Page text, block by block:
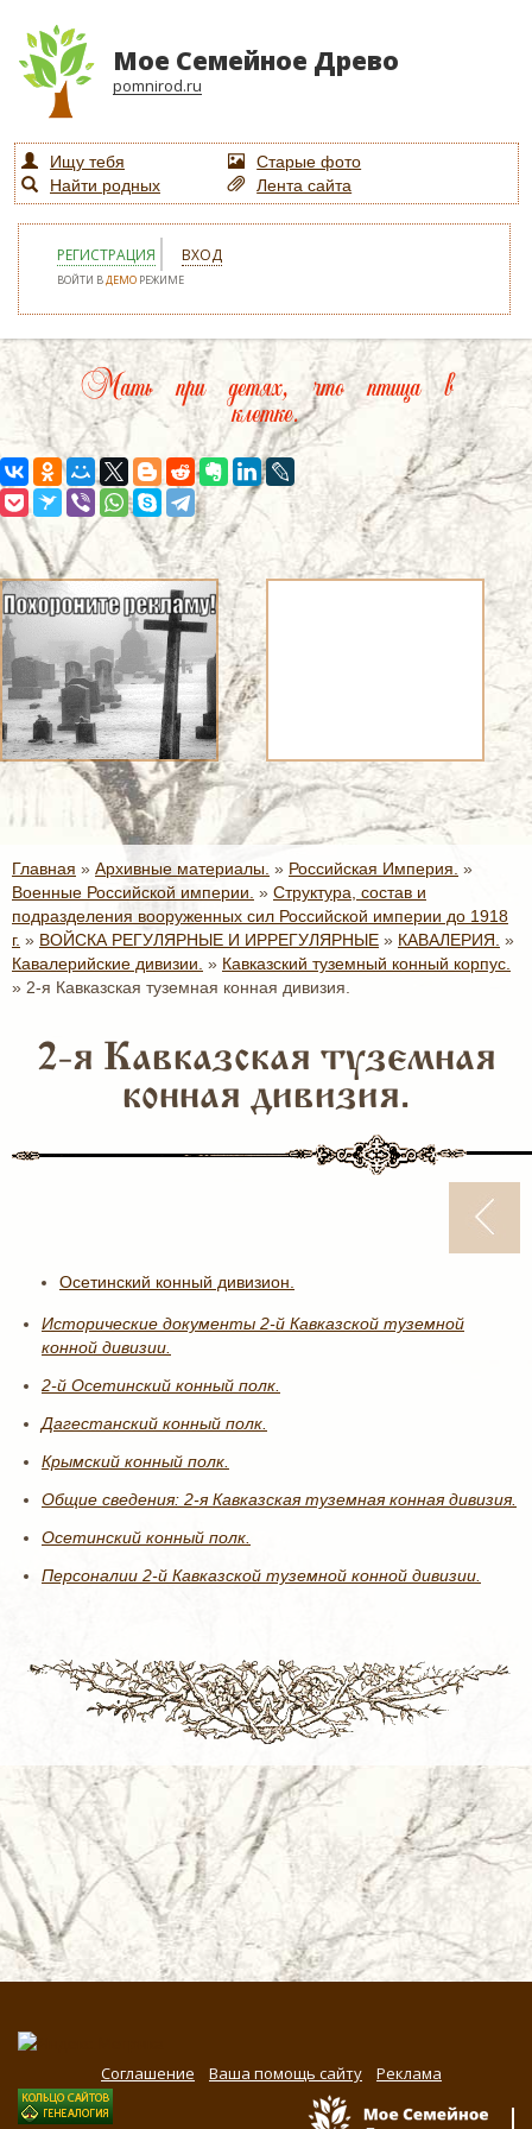
Мое Семейное Древо
pomnirod.ru
Ищу тебя
Старые фото
Найти родных
Лента сайта
РЕГИСТРАЦИЯ ВХОД
ВОЙТИ ВДЕМО РЕЖИМЕ
Мать при детях, что птица в
клетке.
Главная » Архивные материалы. » Российская Империя. »
Военные Российской империи. » Структура, состав и
подразделения вооруженных сил Российской империи до 1918
г. » ВОЙСКА РЕГУЛЯРНЫЕ И ИРРЕГУЛЯРНЫЕ » КАВАЛЕРИЯ. »
Кавалерийские дивизии. » Кавказский туземный конный корпус.
» 2-я Кавказская туземная конная дивизия.
2-я Кавказская туземная
конная дивизия.
Осетинский конный дивизион.
Исторические документы 2-й Кавказской туземной
конной дивизии.
2-й Осетинский конный полк.
Дагестанский конный полк.
Крымский конный полк.
Общие сведения: 2-я Кавказская туземная конная дивизия.
Осетинский конный полк.
Персоналии 2-й Кавказской туземной конной дивизии.
Соглашение Ваша помощь сайту Реклама